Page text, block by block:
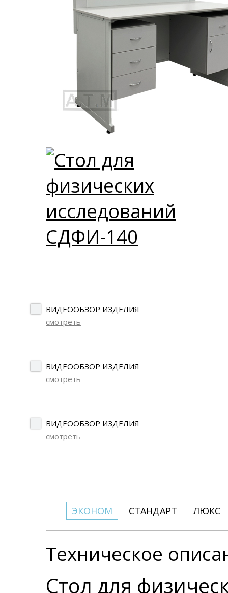
ВИДЕООБЗОР ИЗДЕЛИЯ
смотреть
ВИДЕООБЗОР ИЗДЕЛИЯ
смотреть
ВИДЕООБЗОР ИЗДЕЛИЯ
смотреть
ЭКОНОМ СТАНДАРТ ЛЮКС
Техническое
Стол для